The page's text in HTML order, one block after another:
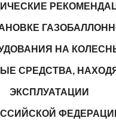
НА
СРЕДСТВА,
ЭКСПЛУАТАЦИИ